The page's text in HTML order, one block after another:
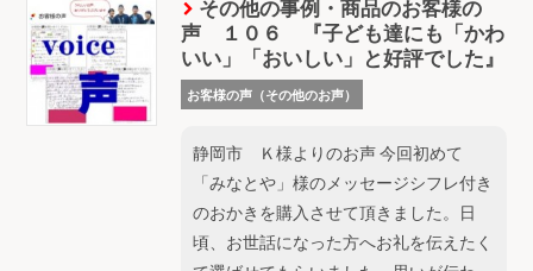
その他の事例・商品のお客様の
声 １０６ 『子ども達にも「かわ
いい」「おいしい」と好評でした』
お客様の声（その他のお声）
静岡市 Ｋ様よりのお声 今回初めて
「みなとや」様のメッセージシフレ付き
のおかきを購入させて頂きました。日
頃、お世話になった方へお礼を伝えたく